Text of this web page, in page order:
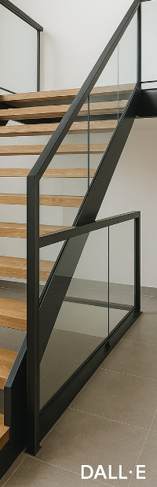
Лестница на
деревом
Москве